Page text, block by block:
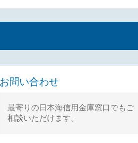
お問い合わせ
最寄りの日本海信用金庫窓口でもご
相談いただけます。